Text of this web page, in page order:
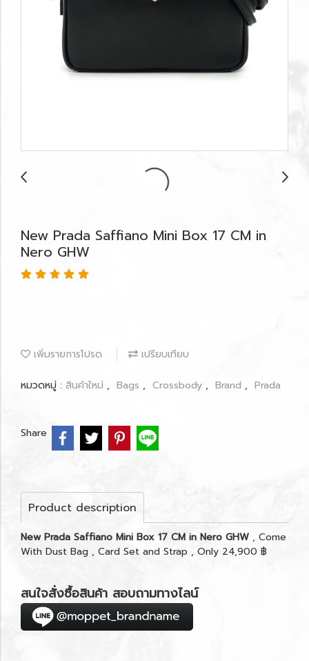
New Prada Saffiano Mini Box 17 CM in
Nero GHW
เพิ่มรายการโปรด เปรียบเทียบ
หมวดหมู่ : สินค้าใหม่ , Bags , Crossbody , Brand , Prada
Share
Product description
New Prada Saffiano Mini Box 17 CM in Nero GHW , Come
With Dust Bag , Card Set and Strap , Only 24,900 ฿
สนใจสั่งซื้อสินค้า สอบถามทางไลน์